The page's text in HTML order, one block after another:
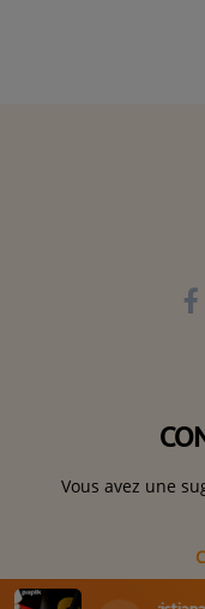
Vous avez une